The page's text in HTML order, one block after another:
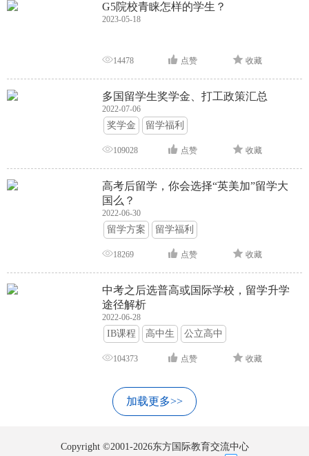
G5院校青睐怎样的学生？
2023-05-18
14478 点赞 收藏
多国留学生奖学金、打工政策汇总
2022-07-06
奖学金 留学福利
109028 点赞 收藏
高考后留学，你会选择“英美加”留学大
国么？
2022-06-30
留学方案 留学福利
18269 点赞 收藏
中考之后选普高或国际学校，留学升学
途径解析
2022-06-28
IB课程 高中生 公立高中
104373 点赞 收藏
加载更多>>
Copyright ©2001-2026东方国际教育交流中心